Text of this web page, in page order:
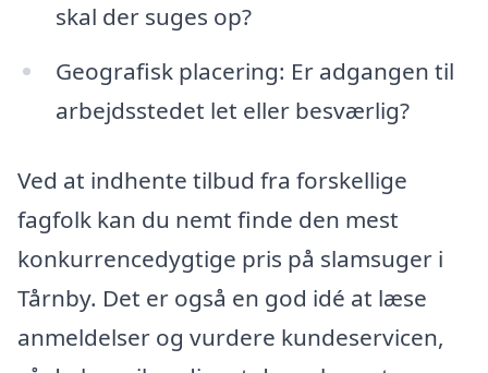
skal der suges op?
Geografisk placering: Er adgangen til
arbejdsstedet let eller besværlig?
Ved at indhente tilbud fra forskellige
fagfolk kan du nemt finde den mest
konkurrencedygtige pris på slamsuger i
Tårnby. Det er også en god idé at læse
anmeldelser og vurdere kundeservicen,